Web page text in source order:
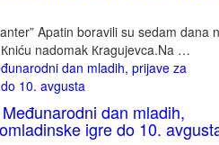
Apatin boravili su sedam dana
nadomak Кragujevca.Na …
dan mladih,
igre do 10.